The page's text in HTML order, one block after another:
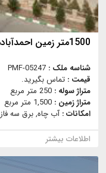
1500متر زمین احمدآبادمستوفی
شناسه ملک : PMF-05247
قیمت : تماس بگیرید.
متراژ سوله : 250 متر مربع
متراژ زمین : 1,500 متر مربع
امکانات :آب چاه, برق سه فاز
اطلاعات بیشتر